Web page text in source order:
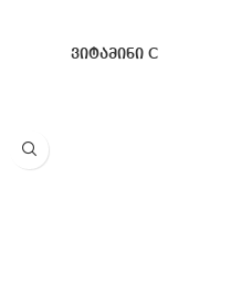
ვიტამინი C